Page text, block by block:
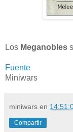
Los Meganobles
Fuente
Miniwars
miniwars en
Compartir